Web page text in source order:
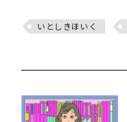
いとしきほいく